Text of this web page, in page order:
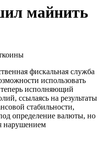
майнить
фискальная служба
использовать
исполняющий
ссылаясь на результаты
стабильности,
определение валюты, но
нарушением